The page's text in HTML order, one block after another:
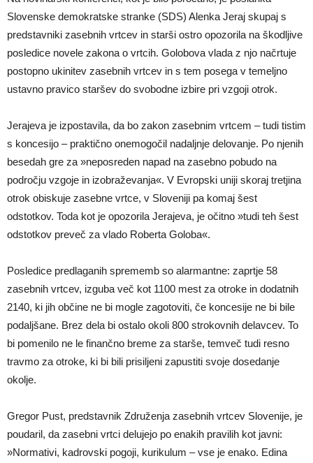
Slovenske demokratske stranke (SDS) Alenka Jeraj skupaj s
predstavniki zasebnih vrtcev in starši ostro opozorila na škodljive
posledice novele zakona o vrtcih. Golobova vlada z njo načrtuje
postopno ukinitev zasebnih vrtcev in s tem posega v temeljno
ustavno pravico staršev do svobodne izbire pri vzgoji otrok.
Jerajeva je izpostavila, da bo zakon zasebnim vrtcem – tudi tistim
s koncesijo – praktično onemogočil nadaljnje delovanje. Po njenih
besedah gre za »neposreden napad na zasebno pobudo na
področju vzgoje in izobraževanja«. V Evropski uniji skoraj tretjina
otrok obiskuje zasebne vrtce, v Sloveniji pa komaj šest
odstotkov. Toda kot je opozorila Jerajeva, je očitno »tudi teh šest
odstotkov preveč za vlado Roberta Goloba«.
Posledice predlaganih sprememb so alarmantne: zaprtje 58
zasebnih vrtcev, izguba več kot 1100 mest za otroke in dodatnih
2140, ki jih občine ne bi mogle zagotoviti, če koncesije ne bi bile
podaljšane. Brez dela bi ostalo okoli 800 strokovnih delavcev. To
bi pomenilo ne le finančno breme za starše, temveč tudi resno
travmo za otroke, ki bi bili prisiljeni zapustiti svoje dosedanje
okolje.
Gregor Pust, predstavnik Združenja zasebnih vrtcev Slovenije, je
poudaril, da zasebni vrtci delujejo po enakih pravilih kot javni:
»Normativi, kadrovski pogoji, kurikulum – vse je enako. Edina